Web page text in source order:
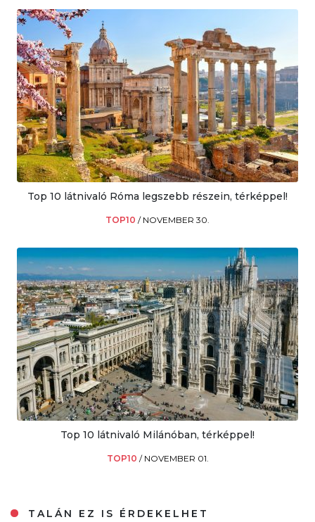
Top 10 látnivaló Róma legszebb részein, térképpel!
TOP10 / NOVEMBER 30.
Top 10 látnivaló Milánóban, térképpel!
TOP10 / NOVEMBER 01.
TALÁN EZ IS ÉRDEKELHET